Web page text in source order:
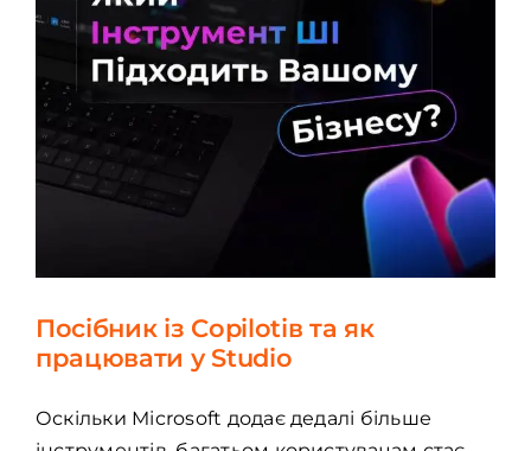
Посібник із Copilotів та як
працювати у Studio
Оскільки Microsoft додає дедалі більше